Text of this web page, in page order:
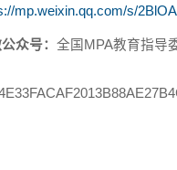
mp.weixin.qq.com/s/
众号： 全国MPA教育指导